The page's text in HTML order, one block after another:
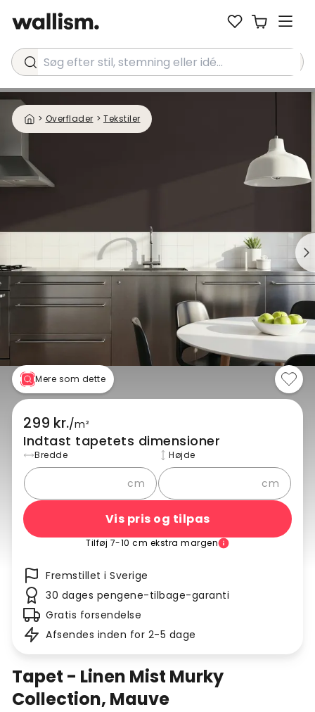
Søg efter stil, stemning eller idé...
> Overflader > Tekstiler
Tapet - Linen Mist Murky
Collection, Mauve
Mere som dette
299 kr./m²
Indtast tapetets dimensioner
Bredde
cm
Højde
cm
Vis pris og tilpas
Tilføj 7-10 cm ekstra margen
Fremstillet i Sverige
30 dages pengene-tilbage-garanti
Gratis forsendelse
Afsendes inden for 2-5 dage